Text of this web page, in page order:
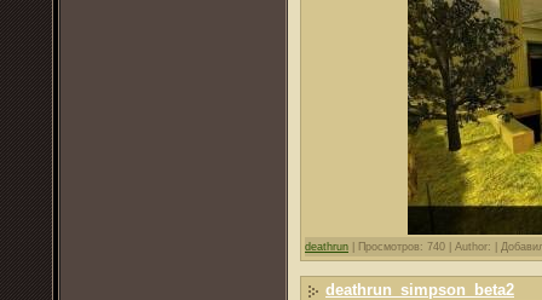
deathrun Просмотров: 740 | Author: |
deathrun_simpson_beta2